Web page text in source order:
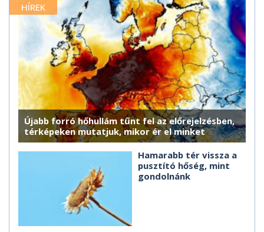
HÍREK
Újabb forró hőhullám tűnt fel az előrejelzésben,
térképeken mutatjuk, mikor ér el minket
Hamarabb tér vissza a
pusztító hőség, mint
gondolnánk